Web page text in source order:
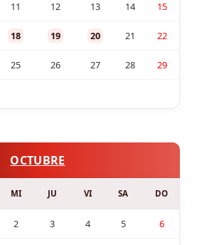
11 12 13 14 15
18 19 20 21 22
25 26 27 28 29
OCTUBRE
MI JU VI SA DO
2 3 4 5 6